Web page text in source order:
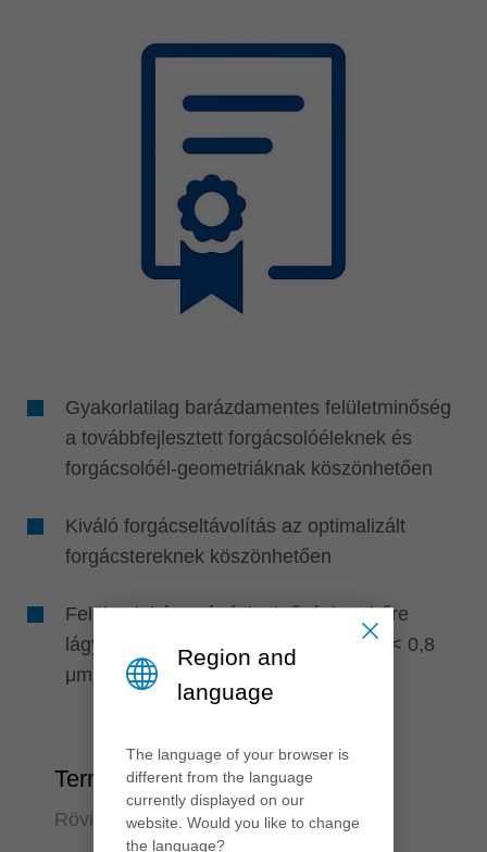
Gyakorlatilag barázdamentes felületminőség
a továbbfejlesztett forgácsolóéleknek és
forgácsolóél-geometriáknak köszönhetően
Kiváló forgácseltávolítás az optimalizált
forgácstereknek köszönhetően
Felületek kész vágási minőségben hőre
lágyuló lemezek feldolgozásakor (Ra < 0,8
μm)
Termelékenység
Rövidebb megmunkálási idő
Region and
language
The language of your browser is
different from the language
currently displayed on our
website. Would you like to change
the language?